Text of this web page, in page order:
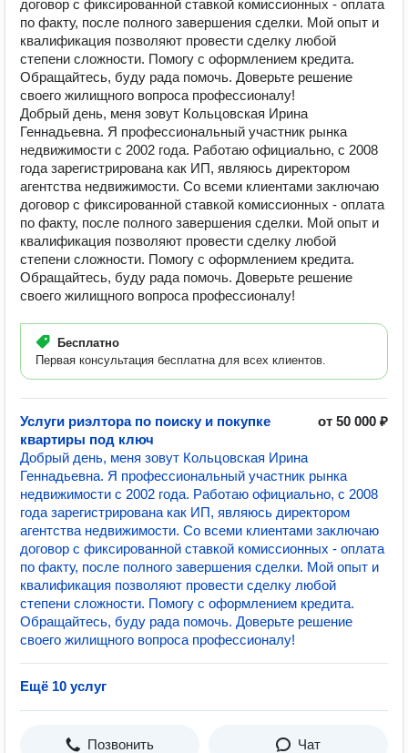
договор с фиксированной ставкой комиссионных - оплата
по факту, после полного завершения сделки. Мой опыт и
квалификация позволяют провести сделку любой
степени сложности. Помогу с оформлением кредита.
Обращайтесь, буду рада помочь. Доверьте решение
своего жилищного вопроса профессионалу!
Добрый день, меня зовут Кольцовская Ирина
Геннадьевна. Я профессиональный участник рынка
недвижимости с 2002 года. Работаю официально, с 2008
года зарегистрирована как ИП, являюсь директором
агентства недвижимости. Со всеми клиентами заключаю
договор с фиксированной ставкой комиссионных - оплата
по факту, после полного завершения сделки. Мой опыт и
квалификация позволяют провести сделку любой
степени сложности. Помогу с оформлением кредита.
Обращайтесь, буду рада помочь. Доверьте решение
своего жилищного вопроса профессионалу!
Бесплатно
Первая консультация бесплатна для всех клиентов.
Услуги риэлтора по поиску и покупке
квартиры под ключ
от 50 000 ₽
Добрый день, меня зовут Кольцовская Ирина
Геннадьевна. Я профессиональный участник рынка
недвижимости с 2002 года. Работаю официально, с 2008
года зарегистрирована как ИП, являюсь директором
агентства недвижимости. Со всеми клиентами заключаю
договор с фиксированной ставкой комиссионных - оплата
по факту, после полного завершения сделки. Мой опыт и
квалификация позволяют провести сделку любой
степени сложности. Помогу с оформлением кредита.
Обращайтесь, буду рада помочь. Доверьте решение
своего жилищного вопроса профессионалу!
Ещё 10 услуг
Позвонить Чат